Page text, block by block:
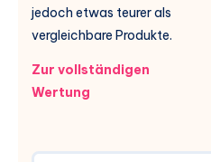
jedoch etwas teurer als
vergleichbare Produkte.
Zur vollständigen
Wertung